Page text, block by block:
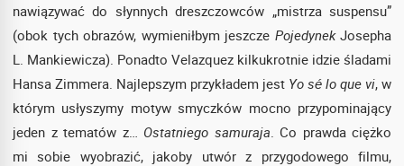
nawiązywać do słynnych dreszczowców „mistrza suspensu”
(obok tych obrazów, wymieniłbym jeszcze PojedynekJosepha
L. Mankiewicza). Ponadto Velazquez kilkukrotnie idzie śladami
Hansa Zimmera. Najlepszym przykładem jest Yo sé lo que vi, w
którym usłyszymy motyw smyczków mocno przypominający
jeden z tematów z… Ostatniego samuraja . Co prawda ciężko
mi sobie wyobrazić, jakoby utwór z przygodowego filmu,